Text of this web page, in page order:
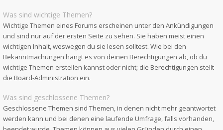
Was sind wichtige Themen?
Wichtige Themen eines Forums erscheinen unter den Ankündigungen
und sind nur auf der ersten Seite zu sehen. Sie haben meist einen
wichtigen Inhalt, weswegen du sie lesen solltest. Wie bei den
Bekanntmachungen hängt es von deinen Berechtigungen ab, ob du
wichtige Themen erstellen kannst oder nicht; die Berechtigungen stellt
die Board-Administration ein.
Was sind geschlossene Themen?
Geschlossene Themen sind Themen, in denen nicht mehr geantwortet
werden kann und bei denen eine laufende Umfrage, falls vorhanden,